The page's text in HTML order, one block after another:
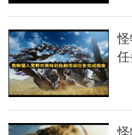
餐点效果即将过期(地
刷怪顺带看体型金(望
Q2：靠采集和以物换